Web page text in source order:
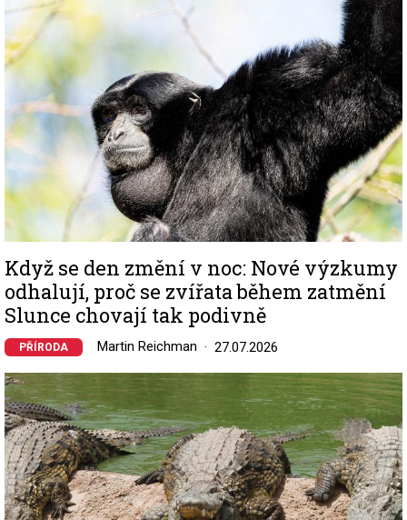
Když se den změní v noc: Nové výzkumy
odhalují, proč se zvířata během zatmění
Slunce chovají tak podivně
PŘÍRODA Martin Reichman 27.07.2026
Image